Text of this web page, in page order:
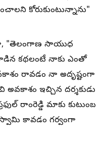
కోరుకుంటున్నాను"
"తెలంగాణ సాయుధ
కథలంటే నాకు ఎంతో
రావడం నా అదృష్టంగా
అవకాశం ఇచ్చిన దర్శకుడు
రాంరెడ్డి మాకు కుటుంబ
కావడం గర్వంగా